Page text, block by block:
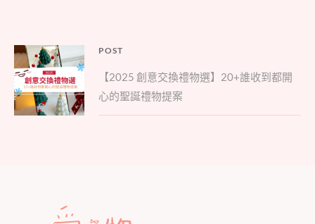
文
章
導
覽
POST
Parent
post:
【2025 創意交換禮物選】20+誰收到都開
心的聖誕禮物提案